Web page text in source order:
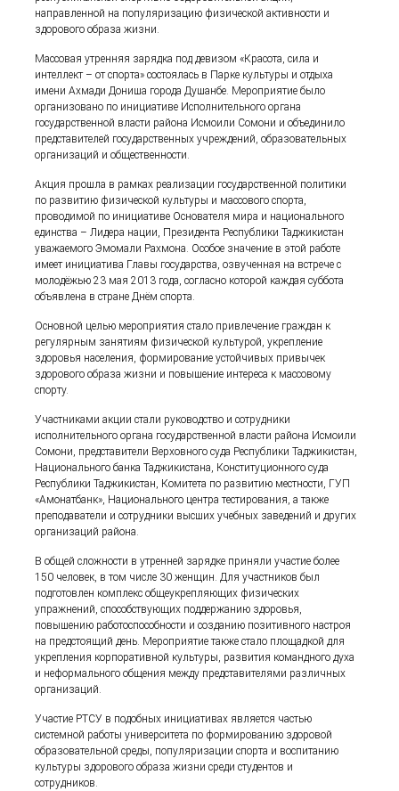
направленной на популяризацию физической активности и
здорового образа жизни.
Массовая утренняя зарядка под девизом «Красота, сила и
интеллект – от спорта» состоялась в Парке культуры и отдыха
имени Ахмади Дониша города Душанбе. Мероприятие было
организовано по инициативе Исполнительного органа
государственной власти района Исмоили Сомони и объединило
представителей государственных учреждений, образовательных
организаций и общественности.
Акция прошла в рамках реализации государственной политики
по развитию физической культуры и массового спорта,
проводимой по инициативе Основателя мира и национального
единства – Лидера нации, Президента Республики Таджикистан
уважаемого Эмомали Рахмона. Особое значение в этой работе
имеет инициатива Главы государства, озвученная на встрече с
молодёжью 23 мая 2013 года, согласно которой каждая суббота
объявлена в стране Днём спорта.
Основной целью мероприятия стало привлечение граждан к
регулярным занятиям физической культурой, укрепление
здоровья населения, формирование устойчивых привычек
здорового образа жизни и повышение интереса к массовому
спорту.
Участниками акции стали руководство и сотрудники
исполнительного органа государственной власти района Исмоили
Сомони, представители Верховного суда Республики Таджикистан,
Национального банка Таджикистана, Конституционного суда
Республики Таджикистан, Комитета по развитию местности, ГУП
«Амонатбанк», Национального центра тестирования, а также
преподаватели и сотрудники высших учебных заведений и других
организаций района.
В общей сложности в утренней зарядке приняли участие более
150 человек, в том числе 30 женщин. Для участников был
подготовлен комплекс общеукрепляющих физических
упражнений, способствующих поддержанию здоровья,
повышению работоспособности и созданию позитивного настроя
на предстоящий день. Мероприятие также стало площадкой для
укрепления корпоративной культуры, развития командного духа
и неформального общения между представителями различных
организаций.
Участие РТСУ в подобных инициативах является частью
системной работы университета по формированию здоровой
образовательной среды, популяризации спорта и воспитанию
культуры здорового образа жизни среди студентов и
сотрудников.